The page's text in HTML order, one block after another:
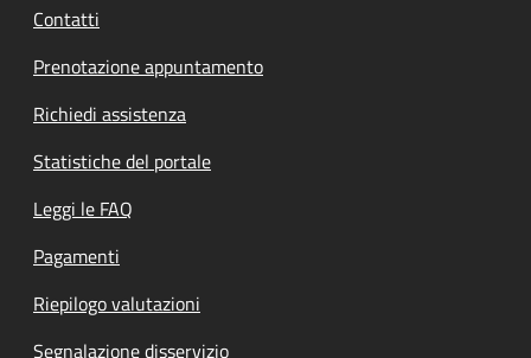
Contatti
Prenotazione appuntamento
Richiedi assistenza
Statistiche del portale
Leggi le FAQ
Pagamenti
Riepilogo valutazioni
Segnalazione disservizio